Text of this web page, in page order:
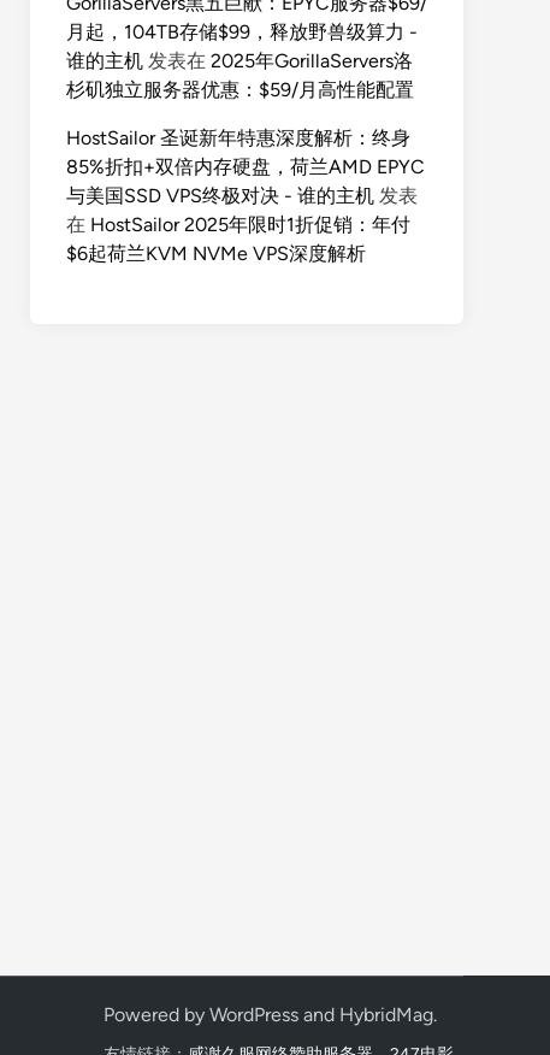
月起，104TB存储$99，释放野兽级算力 -
谁的主机 发表在 2025年GorillaServers洛
杉矶独立服务器优惠：$59/月高性能配置
HostSailor 圣诞新年特惠深度解析：终身
85%折扣+双倍内存硬盘，荷兰AMD EPYC
与美国SSD VPS终极对决 - 谁的主机 发表
在 HostSailor 2025年限时1折促销：年付
$6起荷兰KVM NVMe VPS深度解析
Powered by WordPress and HybridMag.